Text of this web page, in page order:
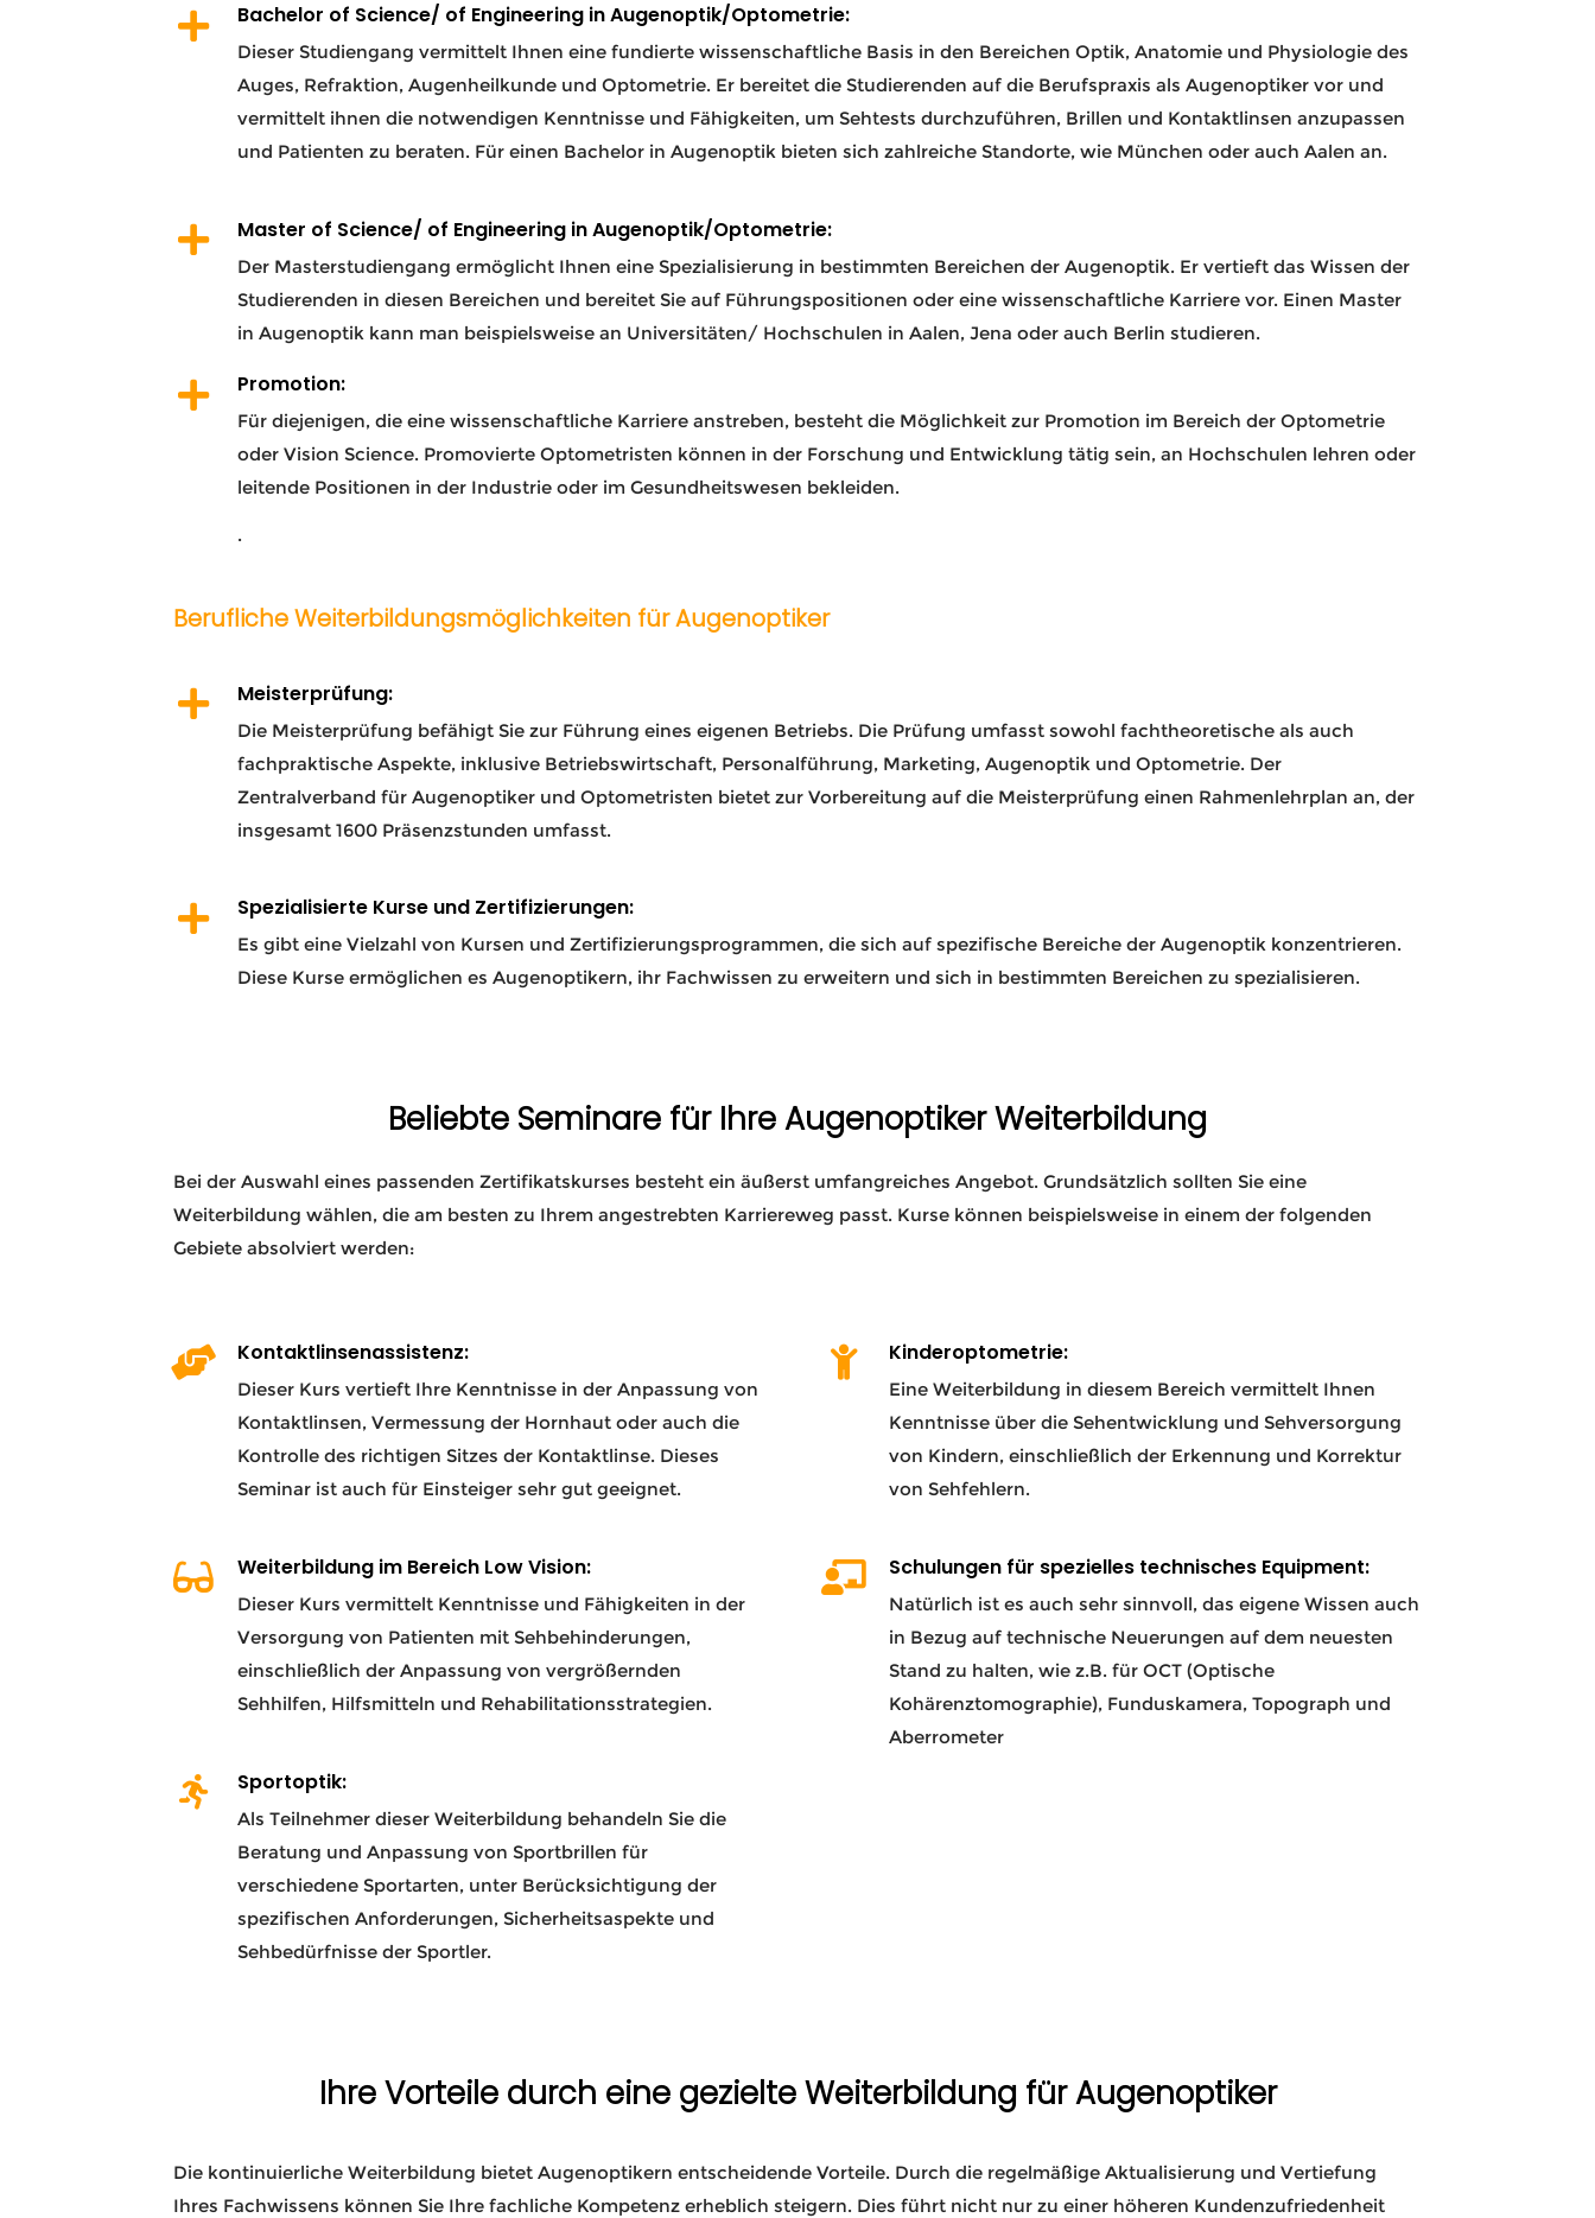
Bachelor of Science/ of Engineering in Augenoptik/Optometrie:
Dieser Studiengang vermittelt Ihnen eine fundierte wissenschaftliche Basis in den Bereichen Optik, Anatomie und Physiologie des
Auges, Refraktion, Augenheilkunde und Optometrie. Er bereitet die Studierenden auf die Berufspraxis als Augenoptiker vor und
vermittelt ihnen die notwendigen Kenntnisse und Fähigkeiten, um Sehtests durchzuführen, Brillen und Kontaktlinsen anzupassen
und Patienten zu beraten. Für einen Bachelor in Augenoptik bieten sich zahlreiche Standorte, wie München oder auch Aalen an.
Master of Science/ of Engineering in Augenoptik/Optometrie:
Der Masterstudiengang ermöglicht Ihnen eine Spezialisierung in bestimmten Bereichen der Augenoptik. Er vertieft das Wissen der
Studierenden in diesen Bereichen und bereitet Sie auf Führungspositionen oder eine wissenschaftliche Karriere vor. Einen Master
in Augenoptik kann man beispielsweise an Universitäten/ Hochschulen in Aalen, Jena oder auch Berlin studieren.
Promotion:
Für diejenigen, die eine wissenschaftliche Karriere anstreben, besteht die Möglichkeit zur Promotion im Bereich der Optometrie
oder Vision Science. Promovierte Optometristen können in der Forschung und Entwicklung tätig sein, an Hochschulen lehren oder
leitende Positionen in der Industrie oder im Gesundheitswesen bekleiden.
.
Berufliche Weiterbildungsmöglichkeiten für Augenoptiker
Meisterprüfung:
Die Meisterprüfung befähigt Sie zur Führung eines eigenen Betriebs. Die Prüfung umfasst sowohl fachtheoretische als auch
fachpraktische Aspekte, inklusive Betriebswirtschaft, Personalführung, Marketing, Augenoptik und Optometrie. Der
Zentralverband für Augenoptiker und Optometristen bietet zur Vorbereitung auf die Meisterprüfung einen Rahmenlehrplan an, der
insgesamt 1600 Präsenzstunden umfasst.
Spezialisierte Kurse und Zertifizierungen:
Es gibt eine Vielzahl von Kursen und Zertifizierungsprogrammen, die sich auf spezifische Bereiche der Augenoptik konzentrieren.
Diese Kurse ermöglichen es Augenoptikern, ihr Fachwissen zu erweitern und sich in bestimmten Bereichen zu spezialisieren.
Beliebte Seminare für Ihre Augenoptiker Weiterbildung
Bei der Auswahl eines passenden Zertifikatskurses besteht ein äußerst umfangreiches Angebot. Grundsätzlich sollten Sie eine
Weiterbildung wählen, die am besten zu Ihrem angestrebten Karriereweg passt. Kurse können beispielsweise in einem der folgenden
Gebiete absolviert werden:
Kontaktlinsenassistenz:
Dieser Kurs vertieft Ihre Kenntnisse in der Anpassung von
Kontaktlinsen, Vermessung der Hornhaut oder auch die
Kontrolle des richtigen Sitzes der Kontaktlinse. Dieses
Seminar ist auch für Einsteiger sehr gut geeignet.
Weiterbildung im Bereich Low Vision:
Dieser Kurs vermittelt Kenntnisse und Fähigkeiten in der
Versorgung von Patienten mit Sehbehinderungen,
einschließlich der Anpassung von vergrößernden
Sehhilfen, Hilfsmitteln und Rehabilitationsstrategien.
Sportoptik:
Als Teilnehmer dieser Weiterbildung behandeln Sie die
Beratung und Anpassung von Sportbrillen für
verschiedene Sportarten, unter Berücksichtigung der
spezifischen Anforderungen, Sicherheitsaspekte und
Sehbedürfnisse der Sportler.
Kinderoptometrie:
Eine Weiterbildung in diesem Bereich vermittelt Ihnen
Kenntnisse über die Sehentwicklung und Sehversorgung
von Kindern, einschließlich der Erkennung und Korrektur
von Sehfehlern.
Schulungen für spezielles technisches Equipment:
Natürlich ist es auch sehr sinnvoll, das eigene Wissen auch
in Bezug auf technische Neuerungen auf dem neuesten
Stand zu halten, wie z.B. für OCT (Optische
Kohärenztomographie), Funduskamera, Topograph und
Aberrometer
Ihre Vorteile durch eine gezielte Weiterbildung für Augenoptiker
Die kontinuierliche Weiterbildung bietet Augenoptikern entscheidende Vorteile. Durch die regelmäßige Aktualisierung und Vertiefung
Ihres Fachwissens können Sie Ihre fachliche Kompetenz erheblich steigern. Dies führt nicht nur zu einer höheren Kundenzufriedenheit